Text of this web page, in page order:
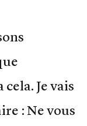
Je vais
: Ne vous